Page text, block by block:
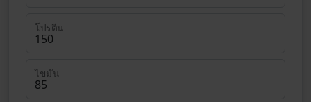
โปรตีน
ไขมัน